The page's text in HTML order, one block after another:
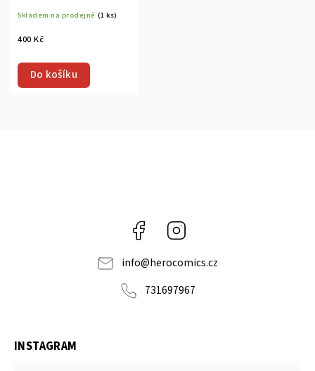
Skladem na prodejně (1 ks)
400 Kč
Do košíku
Facebook
info@herocomics.cz
731697967
INSTAGRAM